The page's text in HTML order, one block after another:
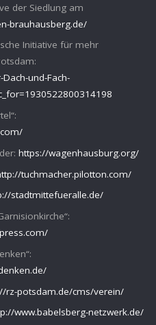
der Siedlung am
brauhausberg.de/
Initiative für mehr
und-Fach-
https://wagenhausburg.org/
tuchmacher.pilotton.com/
stadtmittefueralle.de/
rz-potsdam.de/cms/verein/
www.babelsberg-netzwerk.de/